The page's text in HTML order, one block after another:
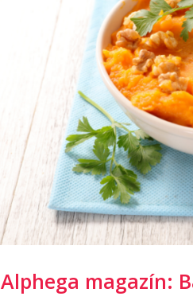
Alphega magazín: